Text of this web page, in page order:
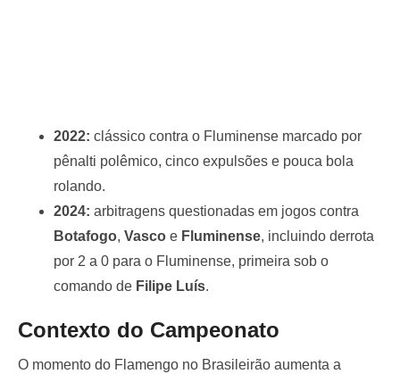
2022: clássico contra o Fluminense marcado por
pênalti polêmico, cinco expulsões e pouca bola
rolando.
2024: arbitragens questionadas em jogos contra
Botafogo, Vasco e Fluminense, incluindo derrota
por 2 a 0 para o Fluminense, primeira sob o
comando de Filipe Luís.
Contexto do Campeonato
O momento do Flamengo no Brasileirão aumenta a